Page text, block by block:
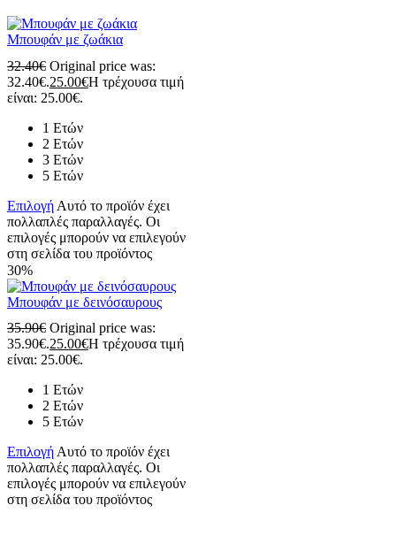
Μπουφάν με ζωάκια
32.40€ Original price was:
32.40€.25.00€Η τρέχουσα τιμή
είναι: 25.00€.
1 Ετών
2 Ετών
3 Ετών
5 Ετών
Επιλογή Αυτό το προϊόν έχει
πολλαπλές παραλλαγές. Οι
επιλογές μπορούν να επιλεγούν
στη σελίδα του προϊόντος
30%
Μπουφάν με δεινόσαυρους
35.90€ Original price was:
35.90€.25.00€Η τρέχουσα τιμή
είναι: 25.00€.
1 Ετών
2 Ετών
5 Ετών
Επιλογή Αυτό το προϊόν έχει
πολλαπλές παραλλαγές. Οι
επιλογές μπορούν να επιλεγούν
στη σελίδα του προϊόντος